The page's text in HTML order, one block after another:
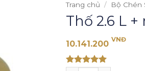
Trang chủ / Bộ Chén
Thố 2.6 L
10.141.200 VNĐ